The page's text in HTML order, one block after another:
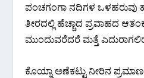
ಪಂಚಗಂಗಾ ನದಿಗಳ ಒಳಹರುವು
ತೀರದಲ್ಲಿ ಹೆಚ್ಚಾದ ಪ್ರವಾಹದ
ಮುಂದುವರೆದರೆ ಮತ್ತೆ
ಕೊಯ್ನಾ ಅಣೆಕಟ್ಟು ನೀರಿನ